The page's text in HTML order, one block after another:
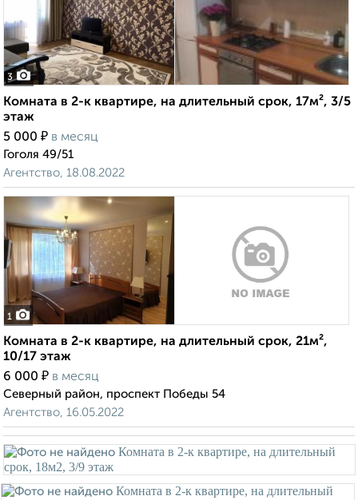
3
Комната в 2-к квартире, на длительный срок, 17м², 3/5
этаж
5 000 ₽ в месяц
Гоголя 49/51
Агентство, 18.08.2022
1
Комната в 2-к квартире, на длительный срок, 21м²,
10/17 этаж
6 000 ₽ в месяц
Северный район, проспект Победы 54
Агентство, 16.05.2022